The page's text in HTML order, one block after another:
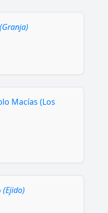
(Granja)
Macías (Los
(Ejido)